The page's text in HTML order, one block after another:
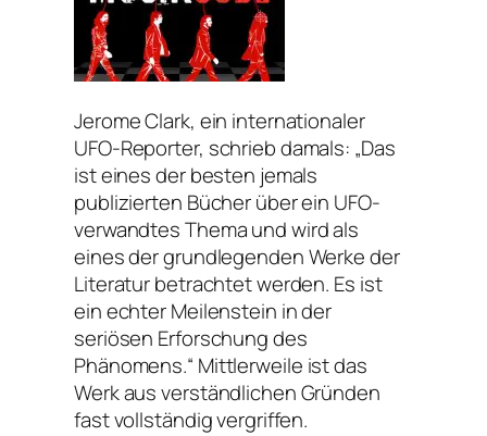
Jerome Clark, ein internationaler
UFO-Reporter, schrieb damals: „Das
ist eines der besten jemals
publizierten Bücher über ein UFO-
verwandtes Thema und wird als
eines der grundlegenden Werke der
Literatur betrachtet werden. Es ist
ein echter Meilenstein in der
seriösen Erforschung des
Phänomens.“ Mittlerweile ist das
Werk aus verständlichen Gründen
fast vollständig vergriffen.